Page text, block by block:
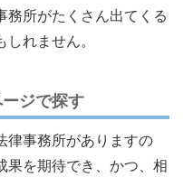
務所がたくさん出てくる
れません。
ジで探す
律事務所がありますの
果を期待でき、かつ、相